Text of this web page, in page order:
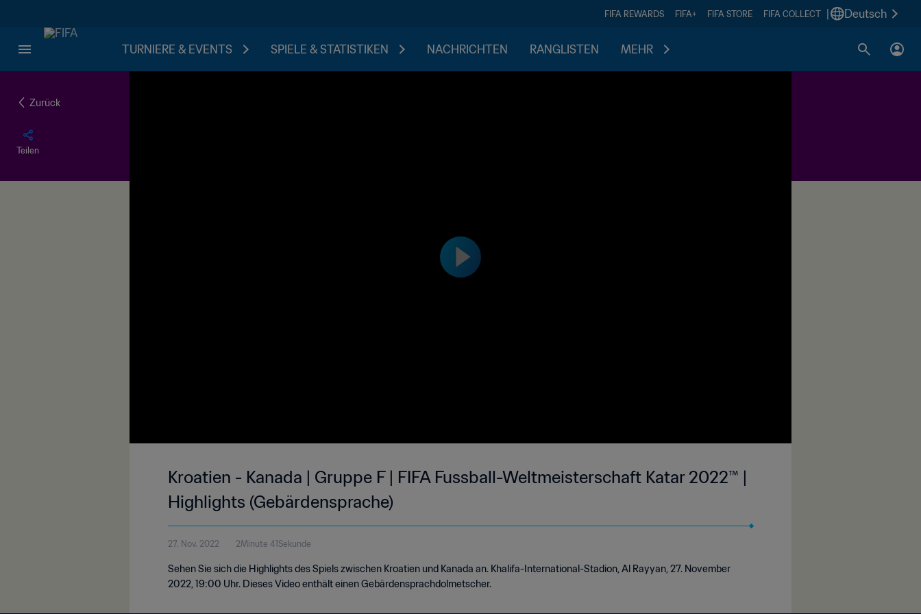
FIFA REWARDS FIFA+ FIFA STORE FIFA COLLECT Deutsch
TURNIERE & EVENTS SPIELE & STATISTIKEN NACHRICHTEN RANGLISTEN MEHR
Zurück
Teilen
Kroatien - Kanada | Gruppe F | FIFA Fussball-Weltmeisterschaft Katar 2022™ |
Highlights (Gebärdensprache)
27. Nov. 2022 2Minute 41Sekunde
Sehen Sie sich die Highlights des Spiels zwischen Kroatien und Kanada an. Khalifa-International-Stadion, Al Rayyan, 27. November
2022, 19:00 Uhr. Dieses Video enthält einen Gebärdensprachdolmetscher.